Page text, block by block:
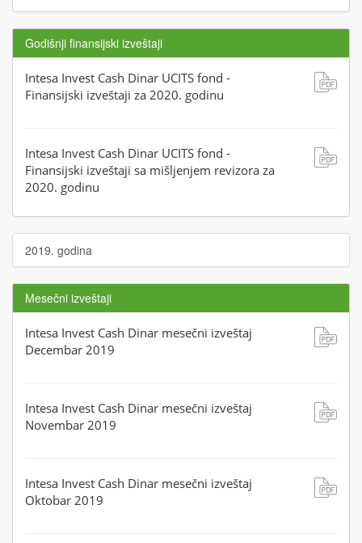
Godišnji finansijski izveštaji
Intesa Invest Cash Dinar UCITS fond -
Finansijski izveštaji za 2020. godinu
Intesa Invest Cash Dinar UCITS fond -
Finansijski izveštaji sa mišljenjem revizora za
2020. godinu
2019. godina
Mesečni izveštaji
Intesa Invest Cash Dinar mesečni izveštaj
Decembar 2019
Intesa Invest Cash Dinar mesečni izveštaj
Novembar 2019
Intesa Invest Cash Dinar mesečni izveštaj
Oktobar 2019